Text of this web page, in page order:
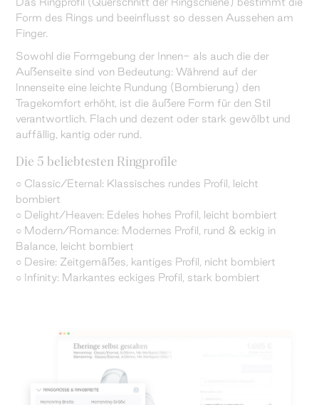
Form des Rings und beeinflusst so dessen Aussehen am
Finger.
Sowohl die Formgebung der Innen- als auch die der
Außenseite sind von Bedeutung: Während auf der
Innenseite eine leichte Rundung (Bombierung) den
Tragekomfort erhöht, ist die äußere Form für den Stil
verantwortlich. Flach und dezent oder stark gewölbt und
auffällig, kantig oder rund.
Die 5 beliebtesten Ringprofile
○ Classic/Eternal: Klassisches rundes Profil, leicht
bombiert
○ Delight/Heaven: Edeles hohes Profil, leicht bombiert
○ Modern/Romance: Modernes Profil, rund & eckig in
Balance, leicht bombiert
○ Desire: Zeitgemäßes, kantiges Profil, nicht bombiert
○ Infinity: Markantes eckiges Profil, stark bombiert